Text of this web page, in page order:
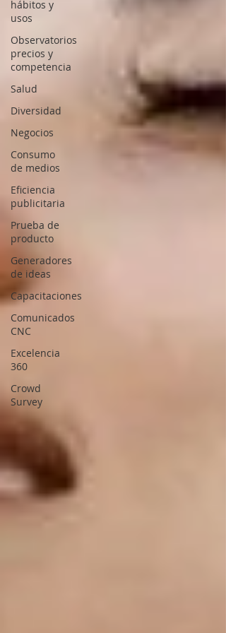
hábitos y
usos
Observatorios
precios y
competencia
Salud
Diversidad
Negocios
Consumo
de medios
Eficiencia
publicitaria
Prueba de
producto
Generadores
de ideas
Capacitaciones
Comunicados
CNC
Excelencia
360
Crowd
Survey